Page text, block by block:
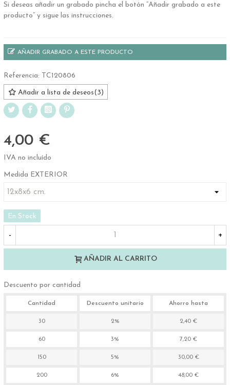
Si deseas añadir un grabado pincha el botón “Añadir grabado a este
producto” y sigue las instrucciones.
AÑADIR GRABADO A ESTE PRODUCTO
Referencia: TC120806
Añadir a lista de deseos(3)
4,00 €
IVA no incluído
Medida EXTERIOR
En Stock
- +
AÑADIR AL CARRITO
Descuento por cantidad
Cantidad Descuento unitario Ahorro hasta
30 2% 2,40 €
60 3% 7,20 €
150 5% 30,00 €
200 6% 48,00 €